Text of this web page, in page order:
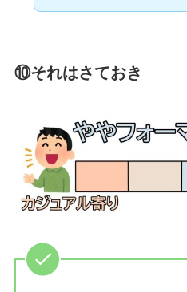
⑩それはさておき